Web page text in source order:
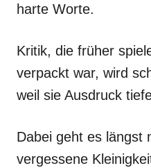
harte Worte.
Kritik, die früher
verpackt war, wird
weil sie Ausdruck
Dabei geht es längst
vergessene